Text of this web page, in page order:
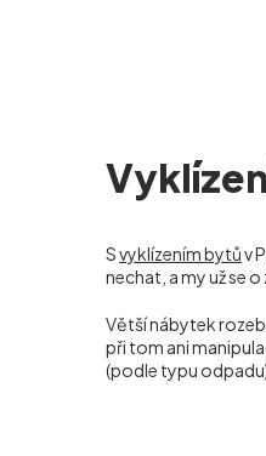
Svyklízením bytův
nechat, a my už se
Větší nábytek
při tom ani
(podle typu